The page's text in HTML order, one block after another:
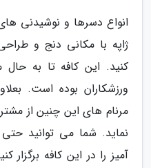
انواع دسرها و نوشیدنی
ژاپه با مکانی دنج و
کنید. این کافه تا به حال
ورزشکاران بوده است.
مرنام های این چنین از
نماید. شما می توانید
آمیز را در این کافه برگزار